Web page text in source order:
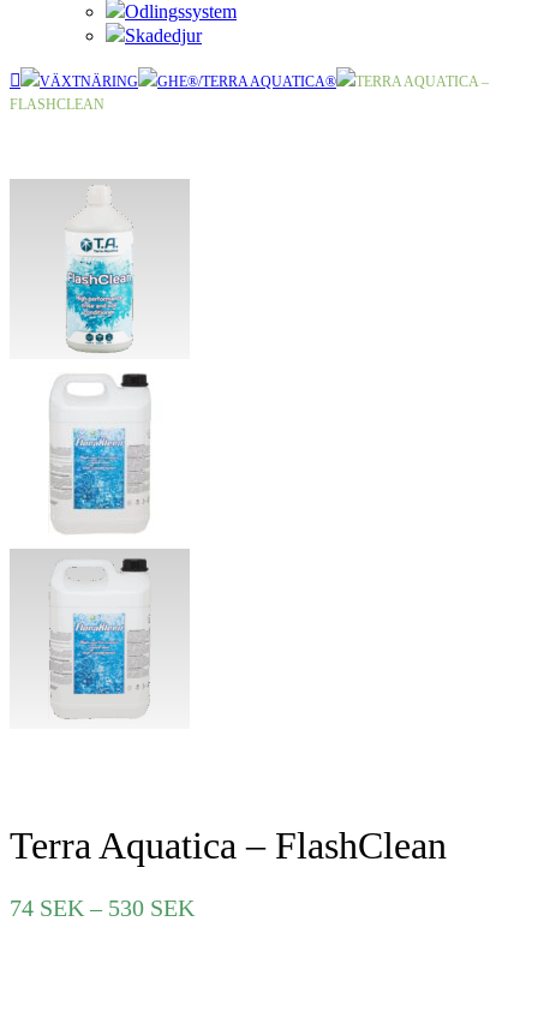
Odlingssystem
Skadedjur
VÄXTNÄRING GHE®/TERRA AQUATICA®
TERRA AQUATICA –
FLASHCLEAN
Terra Aquatica – FlashClean
74 SEK – 530 SEK